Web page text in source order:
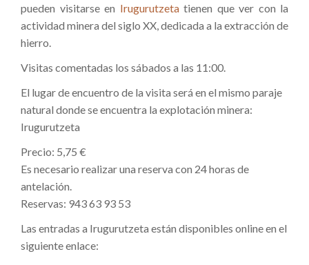
pueden visitarse en Irugurutzetatienen que ver con la
actividad minera del siglo XX, dedicada a la extracción de
hierro.
Visitas comentadas los sábados a las 11:00.
El lugar de encuentro de la visita será en el mismo paraje
natural donde se encuentra la explotación minera:
Irugurutzeta
Precio: 5,75 €
Es necesario realizar una reserva con 24 horas de
antelación.
Reservas: 943 63 93 53
Las entradas a Irugurutzeta están disponibles online en el
siguiente enlace: